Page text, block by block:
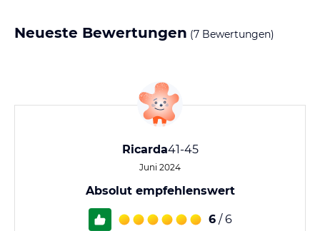
Neueste Bewertungen (7 Bewertungen)
Ricarda41-45
Juni 2024
Absolut empfehlenswert
6 / 6